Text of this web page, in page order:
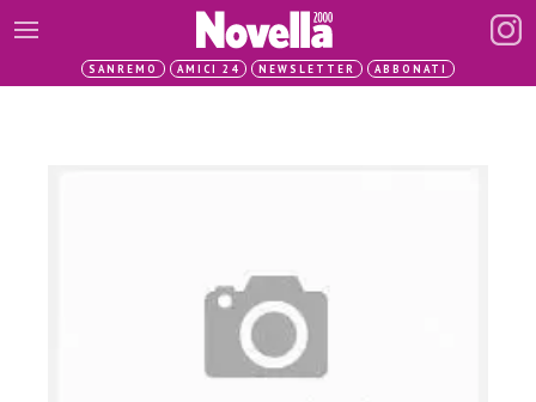
SANREMO AMICI 24 NEWSLETTER ABBONATI